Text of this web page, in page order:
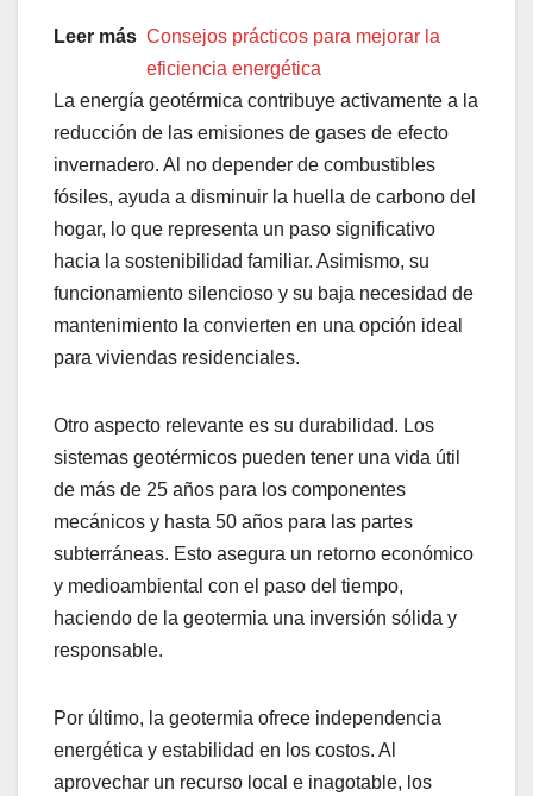
Leer más Consejos prácticos para mejorar la
eficiencia energética
La energía geotérmica contribuye activamente a la
reducción de las emisiones de gases de efecto
invernadero. Al no depender de combustibles
fósiles, ayuda a disminuir la huella de carbono del
hogar, lo que representa un paso significativo
hacia la sostenibilidad familiar. Asimismo, su
funcionamiento silencioso y su baja necesidad de
mantenimiento la convierten en una opción ideal
para viviendas residenciales.
Otro aspecto relevante es su durabilidad. Los
sistemas geotérmicos pueden tener una vida útil
de más de 25 años para los componentes
mecánicos y hasta 50 años para las partes
subterráneas. Esto asegura un retorno económico
y medioambiental con el paso del tiempo,
haciendo de la geotermia una inversión sólida y
responsable.
Por último, la geotermia ofrece independencia
energética y estabilidad en los costos. Al
aprovechar un recurso local e inagotable, los